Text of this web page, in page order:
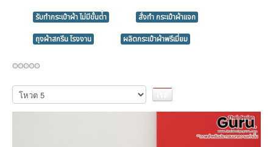
รับทํากระเป๋าผ้า ไม่มีขั้นต่ํา
สั่งทำ กระเป๋าผ้าแจก
ถุงผ้าสกรีน โรงงาน
ผลิตกระเป๋าผ้าพรีเมี่ยม
กรุณา
ให้
คะแนน